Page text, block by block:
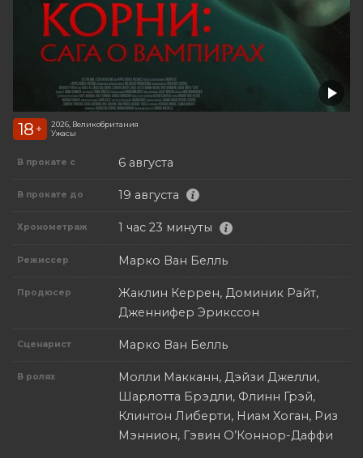
18 +
2026, Великобритания
Ужасы
В прокате с 6 августа
В прокате до 19 августа
Хронометраж 1 час 23 минуты
Режиссер Марко Ван Белль
Продюсер
Жаклин Керрен, Доминик Райт,
Дженнифер Эрикссон
Сценарист Марко Ван Белль
В ролях
Молли Макканн, Дэйзи Джелли,
Шарлотта Брэдли, Флинн Грэй,
Клинтон Либерти, Ниам Хоган, Риз
Мэннион, Гэвин О’Коннор-Даффи